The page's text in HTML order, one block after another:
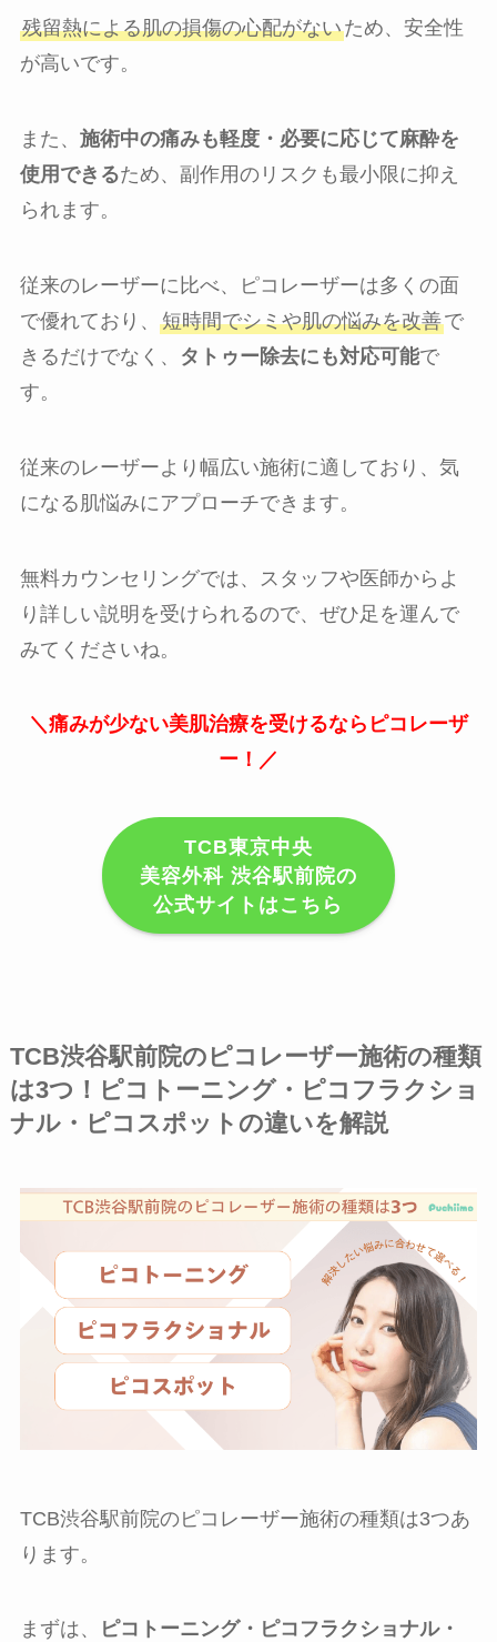
残留熱による肌の損傷の心配がないため、安全性
が高いです。
また、 施術中の痛みも軽度・必要に応じて麻酔を
使用できるため、副作用のリスクも最小限に抑え
られます。
従来のレーザーに比べ、ピコレーザーは多くの面
で優れており、 短時間でシミや肌の悩みを改善で
きるだけでなく、
タトゥー除去にも対応可能で
す。
従来のレーザーより幅広い施術に適しており、気
になる肌悩みにアプローチできます。
無料カウンセリングでは、スタッフや医師からよ
り詳しい説明を受けられるので、ぜひ足を運んで
みてくださいね。
＼痛みが少ない美肌治療を受けるならピコレーザ
ー！／
TCB東京中央
美容外科 渋谷駅前院の
公式サイトはこちら
TCB渋谷駅前院のピコレーザー施術の種類
は3つ！ピコトーニング・ピコフラクショ
ナル・ピコスポットの違いを解説
TCB渋谷駅前院のピコレーザー施術の種類は3つあ
ります。
まずは、
ピコトーニング・ピコフラクショナル・